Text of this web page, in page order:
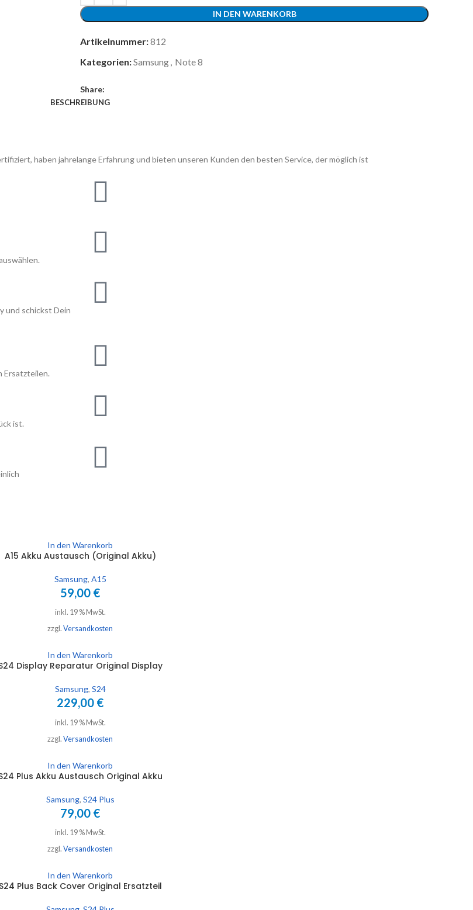
IN DEN WARENKORB
Artikelnummer:812
Kategorien:Samsung, Note 8
Share:
BESCHREIBUNG
haben jahrelange Erfahrung und bieten unseren Kunden den besten Service, der möglich ist
und schickst Dein
Ersatzteilen.
ist.
In den Warenkorb
A15 Akku Austausch (Original Akku)
Samsung, A15
59,00 €
inkl. 19 % MwSt.
zzgl. Versandkosten
In den Warenkorb
Display Reparatur Original Display
Samsung, S24
229,00 €
inkl. 19 % MwSt.
zzgl. Versandkosten
In den Warenkorb
Plus Akku Austausch Original Akku
Samsung, S24 Plus
79,00 €
inkl. 19 % MwSt.
zzgl. Versandkosten
In den Warenkorb
S24 Plus Back Cover Original Ersatzteil